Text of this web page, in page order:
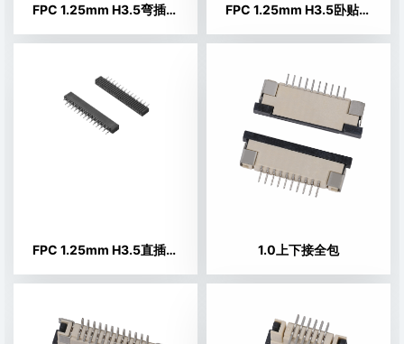
FPC 1.25mm H3.5弯插双面接正位 FPC 1.25mm H3.5卧贴双面接
FPC 1.25mm H3.5直插双面接 1.0上下接全包